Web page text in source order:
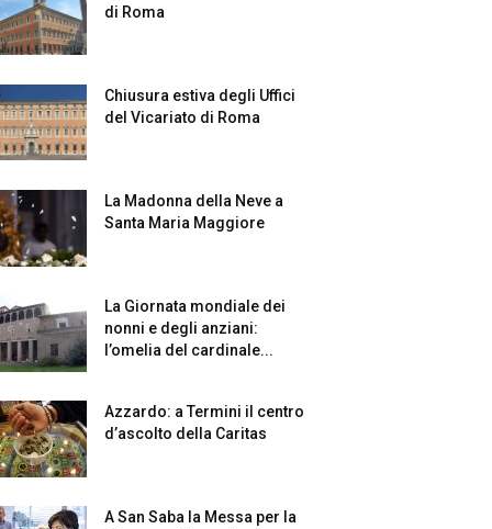
di Roma
Chiusura estiva degli Uffici
del Vicariato di Roma
La Madonna della Neve a
Santa Maria Maggiore
La Giornata mondiale dei
nonni e degli anziani:
l’omelia del cardinale...
Azzardo: a Termini il centro
d’ascolto della Caritas
A San Saba la Messa per la